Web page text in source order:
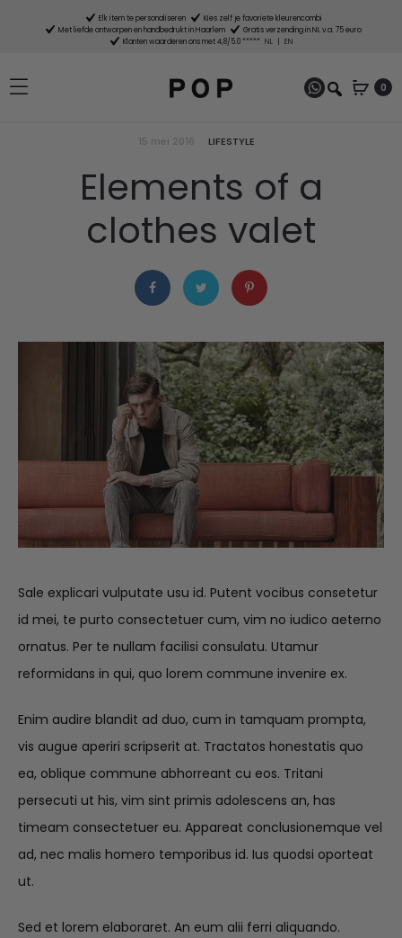
Elk item te personaliseren
Kies zelf je favoriete kleurencombi
Met liefde ontworpen en handbedrukt in Haarlem
Gratis verzending in NL v.a. 75 euro
Klanten waarderen ons met 4,8/5.0 ***** NL EN
0
15 mei 2016 LIFESTYLE
Elements of a
clothes valet
Sale explicari vulputate usu id. Putent vocibus consetetur
id mei, te purto consectetuer cum, vim no iudico aeterno
ornatus. Per te nullam facilisi consulatu. Utamur
reformidans in qui, quo lorem commune invenire ex.
Enim audire blandit ad duo, cum in tamquam prompta,
vis augue aperiri scripserit at. Tractatos honestatis quo
ea, oblique commune abhorreant cu eos. Tritani
persecuti ut his, vim sint primis adolescens an, has
timeam consectetuer eu. Appareat conclusionemque vel
ad, nec malis homero temporibus id. Ius quodsi oporteat
ut.
Sed et lorem elaboraret. An eum alii ferri aliquando.